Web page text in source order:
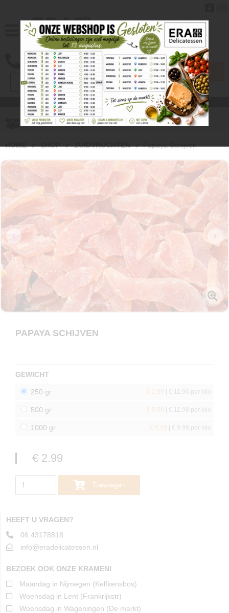
Gratisverzenden vanaf € 40.00
HOME SHOP ZUIDVRUCHTEN Papaya Schijven
PAPAYA SCHIJVEN
GEWICHT
250 gr € 2.99 | € 11.96 per kilo
500 gr € 5.99 | € 11.98 per kilo
1000 gr € 9.99 | € 9.99 per kilo
€ 2.99
Toevoegen
HEEFT U VRAGEN?
06 43178818
info@eradelicatessen.nl
BEZOEK OOK ONZE KRAMEN!
Maandag in Nijmegen (Kelfkensbos)
Woensdag in Lent (Frankrijkstr)
Woensdag in Wageningen (De markt)